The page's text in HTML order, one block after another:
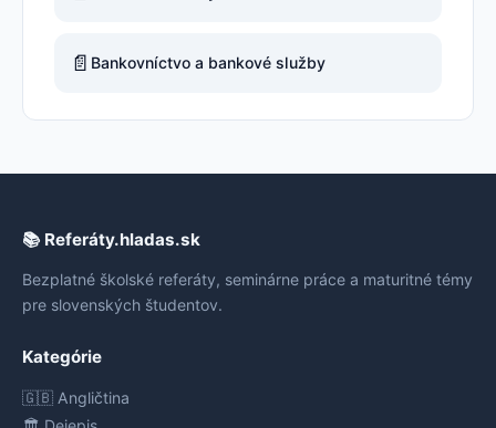
📄 Bankovníctvo a bankové služby
📚 Referáty.hladas.sk
Bezplatné školské referáty, seminárne práce a maturitné témy
pre slovenských študentov.
Kategórie
🇬🇧 Angličtina